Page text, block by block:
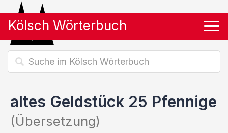
Kölsch Wörterbuch
altes Geldstück 25 Pfennige
(Übersetzung)